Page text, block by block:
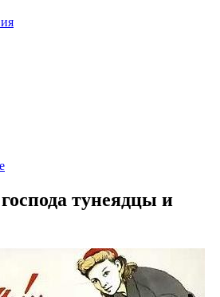
тунеядцы и